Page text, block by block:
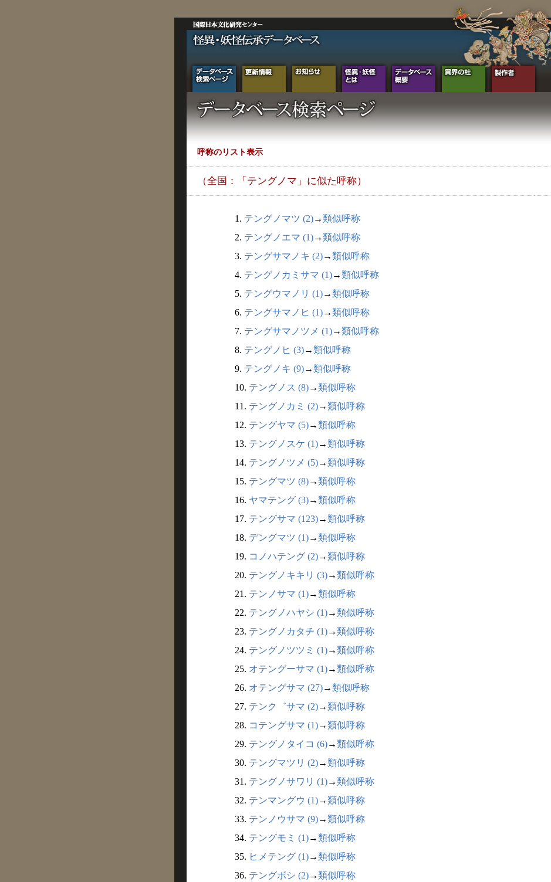
呼称のリスト表示
（全国：「テングノマ」に似た呼称）
1. テングノマツ (2)→類似呼称
2. テングノエマ (1)→類似呼称
3. テングサマノキ (2)→類似呼称
4. テングノカミサマ (1)→類似呼称
5. テングウマノリ (1)→類似呼称
6. テングサマノヒ (1)→類似呼称
7. テングサマノツメ (1)→類似呼称
8. テングノヒ (3)→類似呼称
9. テングノキ (9)→類似呼称
10. テングノス (8)→類似呼称
11. テングノカミ (2)→類似呼称
12. テングヤマ (5)→類似呼称
13. テングノスケ (1)→類似呼称
14. テングノツメ (5)→類似呼称
15. テングマツ (8)→類似呼称
16. ヤマテング (3)→類似呼称
17. テングサマ (123)→類似呼称
18. デングマツ (1)→類似呼称
19. コノハテング (2)→類似呼称
20. テングノキキリ (3)→類似呼称
21. テンノサマ (1)→類似呼称
22. テングノハヤシ (1)→類似呼称
23. テングノカタチ (1)→類似呼称
24. テングノツツミ (1)→類似呼称
25. オテングーサマ (1)→類似呼称
26. オテングサマ (27)→類似呼称
27. テンク゛サマ (2)→類似呼称
28. コテングサマ (1)→類似呼称
29. テングノタイコ (6)→類似呼称
30. テングマツリ (2)→類似呼称
31. テングノサワリ (1)→類似呼称
32. テンマングウ (1)→類似呼称
33. テンノウサマ (9)→類似呼称
34. テングモミ (1)→類似呼称
35. ヒメテング (1)→類似呼称
36. テングボシ (2)→類似呼称